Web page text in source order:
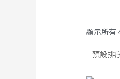
顯示所有